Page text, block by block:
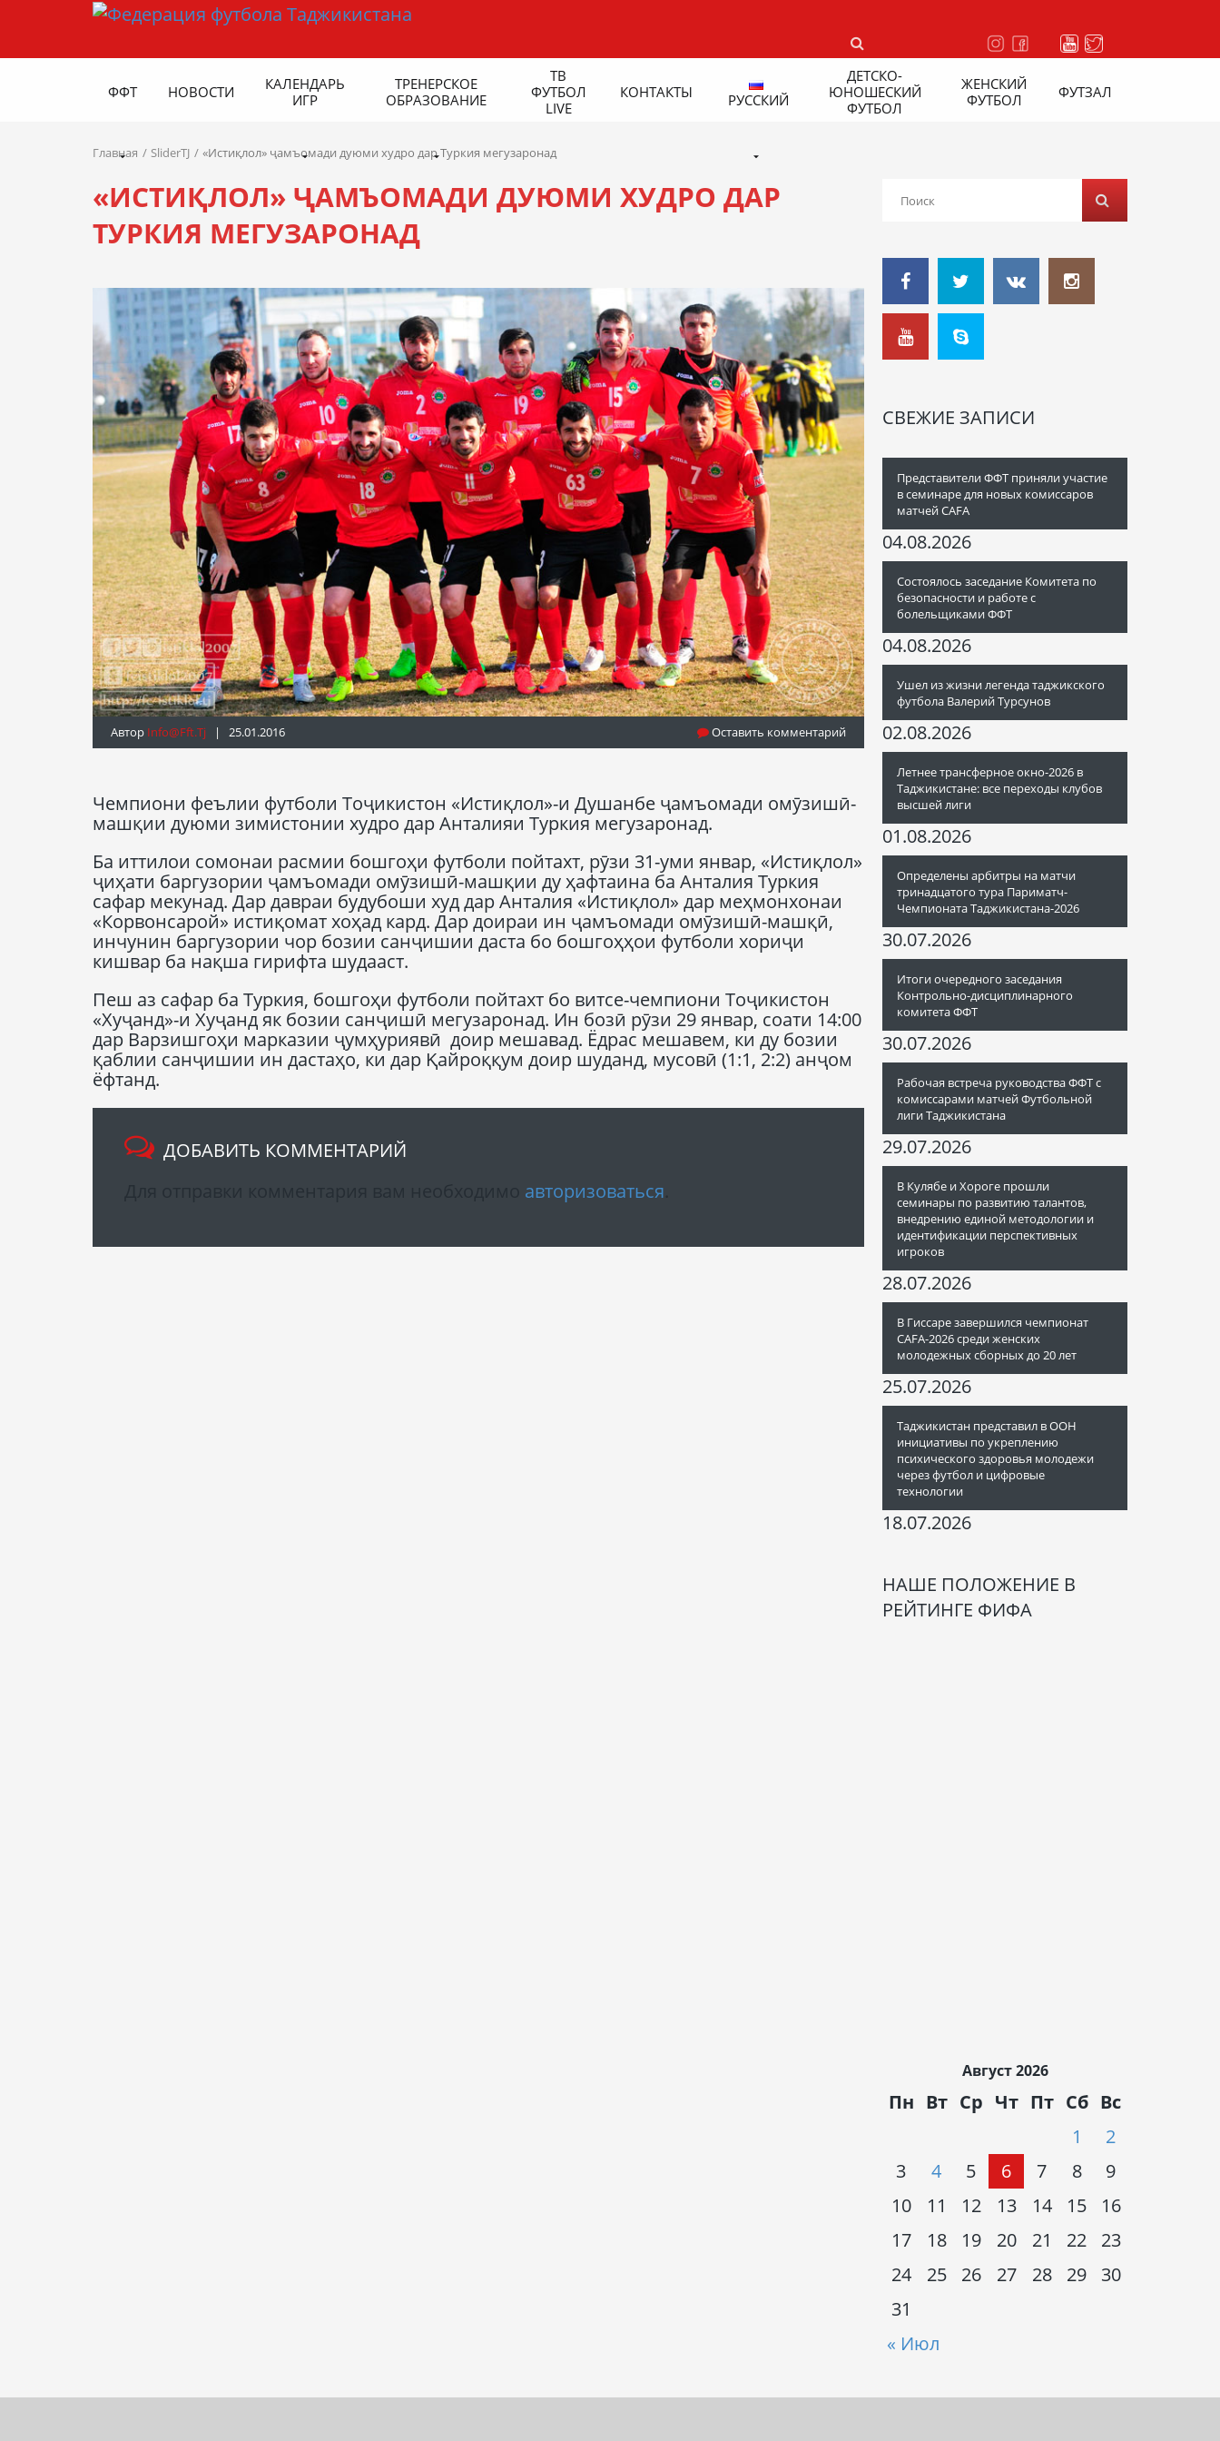
ФФТ НОВОСТИ
КАЛЕНДАРЬ
ИГР
ТРЕНЕРСКОЕ
ОБРАЗОВАНИЕ
ТВ
ФУТБОЛ
LIVE
КОНТАКТЫ РУССКИЙ
ДЕТСКО-
ЮНОШЕСКИЙ
ФУТБОЛ
ЖЕНСКИЙ
ФУТБОЛ
ФУТЗАЛ
Главная SliderTJ «Истиқлол» ҷамъомади дуюми худро дар Туркия мегузаронад
«ИСТИҚЛОЛ» ҶАМЪОМАДИ ДУЮМИ ХУДРО ДАР
ТУРКИЯ МЕГУЗАРОНАД
Автор Info@fft.tj | 25.01.2016 Оставить комментарий
Чемпиони феълии футболи Тоҷикистон «Истиқлол»-и Душанбе ҷамъомади омӯзишӣ-
машқии дуюми зимистонии худро дар Анталияи Туркия мегузаронад.
Ба иттилои сомонаи расмии бошгоҳи футболи пойтахт, рӯзи 31-уми январ, «Истиқлол»
ҷиҳати баргузории ҷамъомади омӯзишӣ-машқии ду ҳафтаина ба Анталия Туркия
сафар мекунад. Дар давраи будубоши худ дар Анталия «Истиқлол» дар меҳмонхонаи
«Корвонсарой» истиқомат хоҳад кард. Дар доираи ин ҷамъомади омӯзишӣ-машқӣ,
инчунин баргузории чор бозии санҷишии даста бо бошгоҳҳои футболи хориҷи
кишвар ба нақша гирифта шудааст.
Пеш аз сафар ба Туркия, бошгоҳи футболи пойтахт бо витсе-чемпиони Тоҷикистон
«Хуҷанд»-и Хуҷанд як бозии санҷишӣ мегузаронад. Ин бозӣ рӯзи 29 январ, соати 14:00
дар Варзишгоҳи марказии ҷумҳуриявӣ доир мешавад. Ёдрас мешавем, ки ду бозии
қаблии санҷишии ин дастаҳо, ки дар Қайроққум доир шуданд, мусовӣ (1:1, 2:2) анҷом
ёфтанд.
ДОБАВИТЬ КОММЕНТАРИЙ
авторизоваться
СВЕЖИЕ ЗАПИСИ
Представители ФФТ приняли участие
в семинаре для новых комиссаров
матчей CAFA
04.08.2026
Состоялось заседание Комитета по
безопасности и работе с
болельщиками ФФТ
04.08.2026
Ушел из жизни легенда таджикского
футбола Валерий Турсунов
02.08.2026
Летнее трансферное окно-2026 в
Таджикистане: все переходы клубов
высшей лиги
01.08.2026
Определены арбитры на матчи
тринадцатого тура Париматч-
Чемпионата Таджикистана-2026
30.07.2026
Итоги очередного заседания
Контрольно-дисциплинарного
комитета ФФТ
30.07.2026
Рабочая встреча руководства ФФТ с
комиссарами матчей Футбольной
лиги Таджикистана
29.07.2026
В Кулябе и Хороге прошли
семинары по развитию талантов,
внедрению единой методологии и
идентификации перспективных
игроков
28.07.2026
В Гиссаре завершился чемпионат
CAFA-2026 среди женских
молодежных сборных до 20 лет
25.07.2026
Таджикистан представил в ООН
инициативы по укреплению
психического здоровья молодежи
через футбол и цифровые
технологии
18.07.2026
НАШЕ ПОЛОЖЕНИЕ В
РЕЙТИНГЕ ФИФА
Август 2026
Пн Вт Ср Чт Пт Сб Вс
« Июл
1
2
3
4 5 6 7 8
9
10
11 12 13 14 15
16
17
18 19 20 21 22
23
24
25 26 27 28 29
30
31